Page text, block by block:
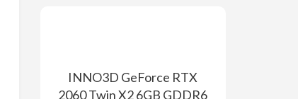
INNO3D GeForce RTX
2060 Twin X2 6GB GDDR6